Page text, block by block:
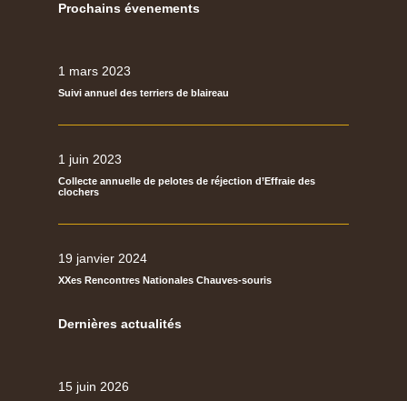
Prochains évenements
1 mars 2023
Suivi annuel des terriers de blaireau
1 juin 2023
Collecte annuelle de pelotes de réjection d’Effraie des
clochers
19 janvier 2024
XXes Rencontres Nationales Chauves-souris
Dernières actualités
15 juin 2026